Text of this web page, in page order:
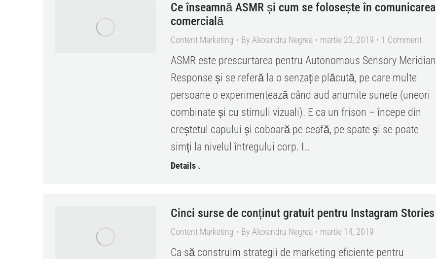
Ce înseamnă ASMR și cum se folosește în comunicarea
comercială
Content Marketing By Alexandru Negrea martie 20, 2019 1 Comment
ASMR este prescurtarea pentru Autonomous Sensory Meridian
Response și se referă la o senzație plăcută, pe care multe
persoane o experimentează când aud anumite sunete (uneori
combinate și cu stimuli vizuali). E ca un frison – începe din
creștetul capului și coboară pe ceafă, pe spate și se poate
simți la nivelul întregului corp. I…
Details
Cinci surse de conținut gratuit pentru Instagram Stories
Content Marketing By Alexandru Negrea martie 14, 2019
Ca să construim strategii de marketing eficiente pentru